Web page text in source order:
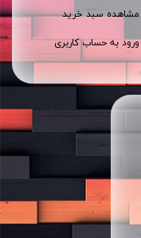
مشاهده سبد خرید
ورود به حساب کاربری